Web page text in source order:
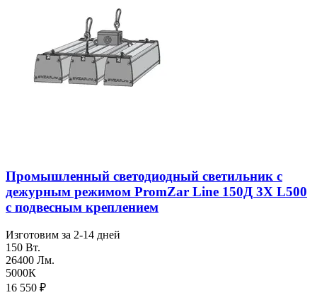
Промышленный светодиодный светильник с
дежурным режимом PromZar Line 150Д 3Х L500
с подвесным креплением
Изготовим за 2-14 дней
150 Вт.
26400 Лм.
5000К
16 550 ₽